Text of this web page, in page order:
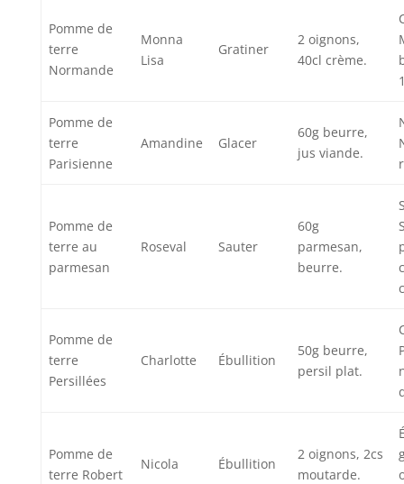
Pomme de
terre
Normande
Monna
Lisa
Gratiner
2 oignons,
40cl crème.
Pomme de
terre
Parisienne
Amandine Glacer
60g beurre,
jus viande.
Pomme de
terre au
parmesan
Roseval Sauter
60g
parmesan,
beurre.
Pomme de
terre
Persillées
Charlotte Ébullition
50g beurre,
persil plat.
Pomme de
terre Robert
Nicola Ébullition
2 oignons, 2cs
moutarde.